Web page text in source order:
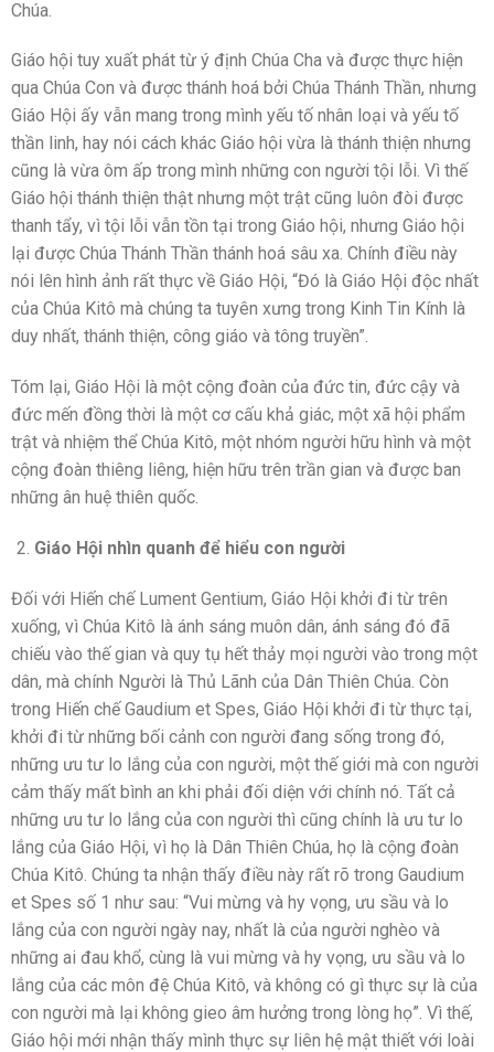
Chúa.
Giáo hội tuy xuất phát từ ý định Chúa Cha và được thực hiện
qua Chúa Con và được thánh hoá bởi Chúa Thánh Thần, nhưng
Giáo Hội ấy vẫn mang trong mình yếu tố nhân loại và yếu tố
thần linh, hay nói cách khác Giáo hội vừa là thánh thiện nhưng
cũng là vừa ôm ấp trong mình những con người tội lỗi. Vì thế
Giáo hội thánh thiện thật nhưng một trật cũng luôn đòi được
thanh tẩy, vì tội lỗi vẫn tồn tại trong Giáo hội, nhưng Giáo hội
lại được Chúa Thánh Thần thánh hoá sâu xa. Chính điều này
nói lên hình ảnh rất thực về Giáo Hội, “Đó là Giáo Hội độc nhất
của Chúa Kitô mà chúng ta tuyên xưng trong Kinh Tin Kính là
duy nhất, thánh thiện, công giáo và tông truyền”.
Tóm lại, Giáo Hội là một cộng đoàn của đức tin, đức cậy và
đức mến đồng thời là một cơ cấu khả giác, một xã hội phẩm
trật và nhiệm thể Chúa Kitô, một nhóm người hữu hình và một
cộng đoàn thiêng liêng, hiện hữu trên trần gian và được ban
những ân huệ thiên quốc.
Giáo Hội nhìn quanh để hiểu con người
Đối với Hiến chế Lument Gentium, Giáo Hội khởi đi từ trên
xuống, vì Chúa Kitô là ánh sáng muôn dân, ánh sáng đó đã
chiếu vào thế gian và quy tụ hết thảy mọi người vào trong một
dân, mà chính Người là Thủ Lãnh của Dân Thiên Chúa. Còn
trong Hiến chế Gaudium et Spes, Giáo Hội khởi đi từ thực tại,
khởi đi từ những bối cảnh con người đang sống trong đó,
những ưu tư lo lắng của con người, một thế giới mà con người
cảm thấy mất bình an khi phải đối diện với chính nó. Tất cả
những ưu tư lo lắng của con người thì cũng chính là ưu tư lo
lắng của Giáo Hội, vì họ là Dân Thiên Chúa, họ là cộng đoàn
Chúa Kitô. Chúng ta nhận thấy điều này rất rõ trong Gaudium
et Spes số 1 như sau: “Vui mừng và hy vọng, ưu sầu và lo
lắng của con người ngày nay, nhất là của người nghèo và
những ai đau khổ, cùng là vui mừng và hy vọng, ưu sầu và lo
lắng của các môn đệ Chúa Kitô, và không có gì thực sự là của
con người mà lại không gieo âm hưởng trong lòng họ”. Vì thế,
Giáo hội mới nhận thấy mình thực sự liên hệ mật thiết với loài